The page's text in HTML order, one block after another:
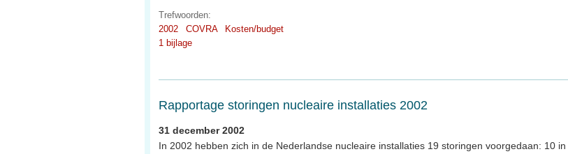
Trefwoorden:
2002
COVRA
Kosten/budget
1 bijlage
Rapportage storingen nucleaire installaties 2002
31 december 2002
In 2002 hebben zich in de Nederlandse nucleaire installaties 19 storingen voorgedaan: 10 in